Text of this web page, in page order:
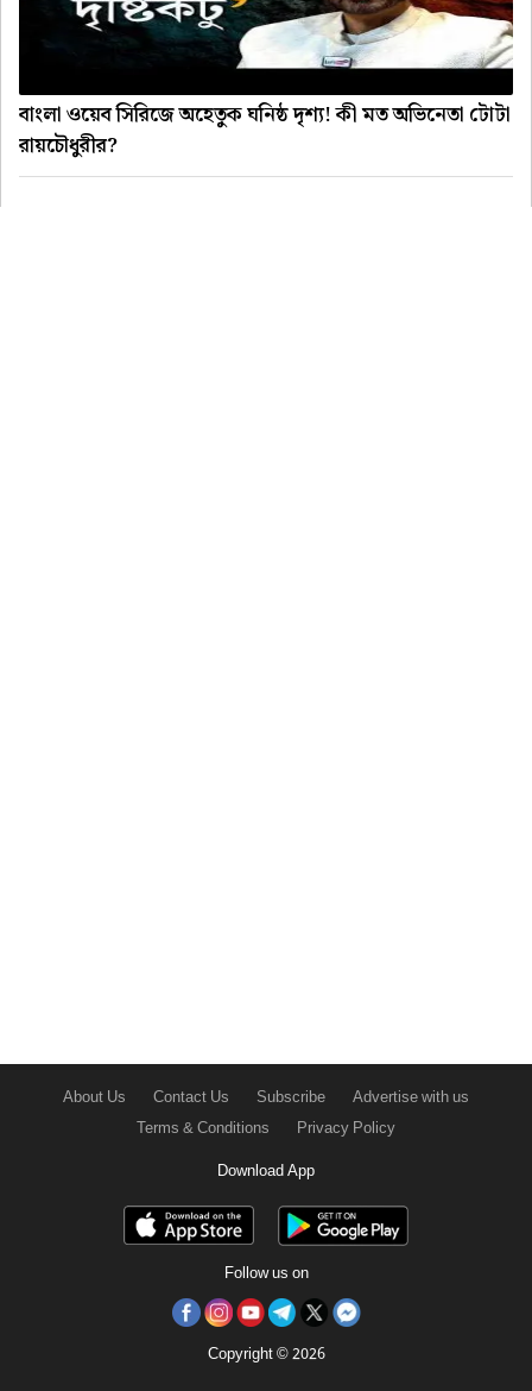
বাংলা ওয়েব সিরিজে অহেতুক ঘনিষ্ঠ দৃশ্য! কী মত অভিনেতা টোটা
রায়চৌধুরীর?
About Us Contact Us Subscribe
Advertise with us
Terms & Conditions
Privacy Policy
Download App
Follow us on
Copyright © 2026